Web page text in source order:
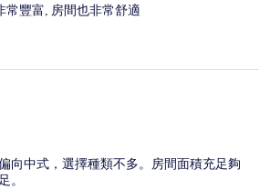
豐富, 房間也非常舒適
向中式，選擇種類不多。房間面積充足夠
。